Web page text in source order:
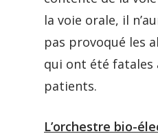
la voie orale, il
pas provoqué les
qui ont été fatales
patients.
L’orchestre bio-